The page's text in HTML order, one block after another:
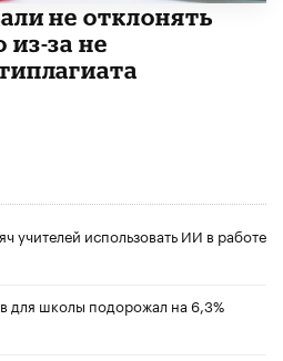
не отклонять
за не
учителей использовать ИИ в работе
для школы подорожал на 6,3%